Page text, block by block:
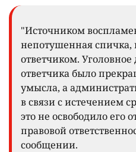
"Источником
непотушенная
ответчиком.
ответчика было
умысла, а
в связи с истечением
это не освободило его
правовой
сообщении.